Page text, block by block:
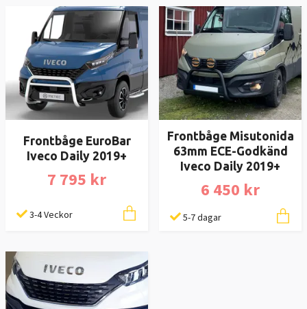
Frontbåge EuroBar
Iveco Daily 2019+
7 795 kr
3-4 Veckor
Frontbåge Misutonida
63mm ECE-Godkänd
Iveco Daily 2019+
6 450 kr
5-7 dagar